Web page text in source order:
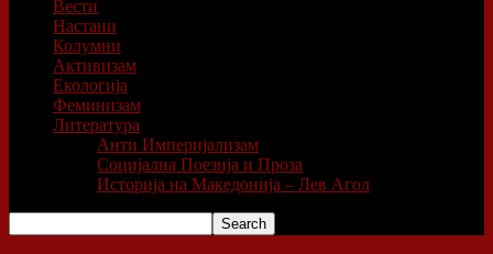
Вести
Настани
Колумни
Активизам
Екологија
Феминизам
Литература
Анти Империјализам
Социјална Поезија и Проза
Историја на Македонија – Лев Агол